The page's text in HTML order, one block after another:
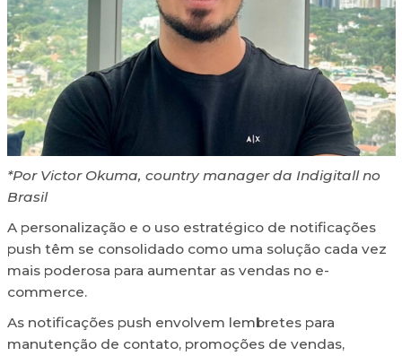
*Por Victor Okuma, country manager da Indigitall no
Brasil
A personalização e o uso estratégico de notificações
push têm se consolidado como uma solução cada vez
mais poderosa para aumentar as vendas no e-
commerce.
As notificações push envolvem lembretes para
manutenção de contato, promoções de vendas,